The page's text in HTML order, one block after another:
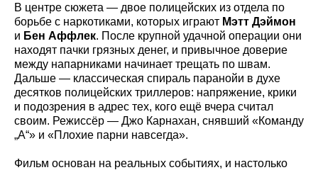
В центре сюжета — двое полицейских из отдела по
борьбе с наркотиками, которых играют Мэтт Дэймон
и Бен Аффлек. После крупной удачной операции они
находят пачки грязных денег, и привычное доверие
между напарниками начинает трещать по швам.
Дальше — классическая спираль паранойи в духе
десятков полицейских триллеров: напряжение, крики
и подозрения в адрес тех, кого ещё вчера считал
своим. Режиссёр — Джо Карнахан, снявший «Команду
„А“» и «Плохие парни навсегда».
Фильм основан на реальных событиях, и настолько